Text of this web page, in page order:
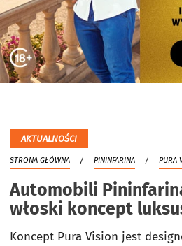
AKTUALNOŚCI
STRONA GŁÓWNA PININFARINA PURA
Automobili
włoski koncept
Koncept Pura Vision jest